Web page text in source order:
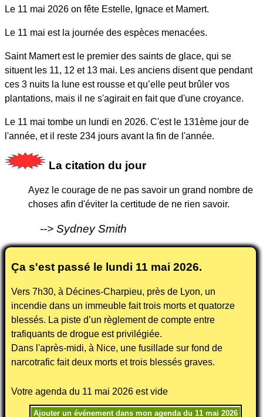
Le 11 mai 2026 on fête Estelle, Ignace et Mamert.
Le 11 mai est la journée des espèces menacées.
Saint Mamert est le premier des saints de glace, qui se
situent les 11, 12 et 13 mai. Les anciens disent que pendant
ces 3 nuits la lune est rousse et qu’elle peut brûler vos
plantations, mais il ne s'agirait en fait que d'une croyance.
Le 11 mai tombe un lundi en 2026. C'est le 131ème jour de
l'année, et il reste 234 jours avant la fin de l'année.
La citation du jour
Ayez le courage de ne pas savoir un grand nombre de
choses afin d'éviter la certitude de ne rien savoir.
Sydney Smith
Ça s'est passé le lundi 11 mai 2026.
Vers 7h30, à Décines-Charpieu, près de Lyon, un
incendie dans un immeuble fait trois morts et quatorze
blessés. La piste d’un règlement de compte entre
trafiquants de drogue est privilégiée.
Dans l'après-midi, à Nice, une fusillade sur fond de
narcotrafic fait deux morts et trois blessés graves.
Votre agenda du 11 mai 2026 est vide